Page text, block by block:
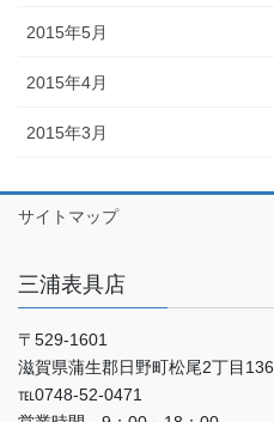
2015年5月
2015年4月
2015年3月
サイトマップ
三浦表具店
〒529-1601
滋賀県蒲生郡日野町松尾2丁目136
℡0748-52-0471